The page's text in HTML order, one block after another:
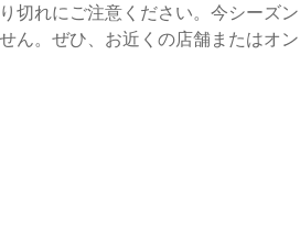
切れにご注意ください。今シーズン
ん。ぜひ、お近くの店舗またはオン